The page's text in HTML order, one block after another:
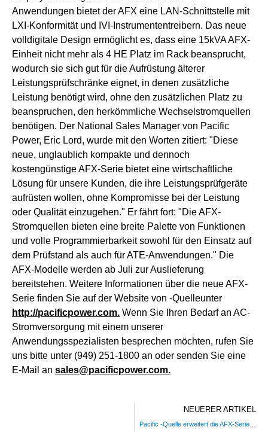
Anwendungen bietet der AFX eine LAN-Schnittstelle mit
LXI-Konformität und IVI-Instrumententreibern. Das neue
volldigitale Design ermöglicht es, dass eine 15kVA AFX-
Einheit nicht mehr als 4 HE Platz im Rack beansprucht,
wodurch sie sich gut für die Aufrüstung älterer
Leistungsprüfschränke eignet, in denen zusätzliche
Leistung benötigt wird, ohne den zusätzlichen Platz zu
beanspruchen, den herkömmliche Wechselstromquellen
benötigen. Der National Sales Manager von Pacific
Power, Eric Lord, wurde mit den Worten zitiert: "Diese
neue, unglaublich kompakte und dennoch
kostengünstige AFX-Serie bietet eine wirtschaftliche
Lösung für unsere Kunden, die ihre Leistungsprüfgeräte
aufrüsten wollen, ohne Kompromisse bei der Leistung
oder Qualität einzugehen." Er fährt fort: "Die AFX-
Stromquellen bieten eine breite Palette von Funktionen
und volle Programmierbarkeit sowohl für den Einsatz auf
dem Prüfstand als auch für ATE-Anwendungen." Die
AFX-Modelle werden ab Juli zur Auslieferung
bereitstehen. Weitere Informationen über die neue AFX-
Serie finden Sie auf der Website von -Quelleunter
http://pacificpower.com. Wenn Sie Ihren Bedarf an AC-
Stromversorgung mit einem unserer
Anwendungsspezialisten besprechen möchten, rufen Sie
uns bitte unter (949) 251-1800 an oder senden Sie eine
E-Mail an sales@pacificpower.com.
NEUERER ARTIKEL
Pacific -Quelle erweitert die AFX-Serie um ein neues 6kVA-Modell